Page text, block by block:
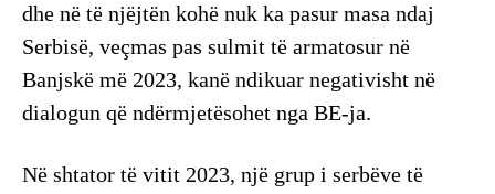
dhe në të njëjtën kohë nuk ka pasur masa ndaj
Serbisë, veçmas pas sulmit të armatosur në
Banjskë më 2023, kanë ndikuar negativisht në
dialogun që ndërmjetësohet nga BE-ja.
Në shtator të vitit 2023, një grup i serbëve të